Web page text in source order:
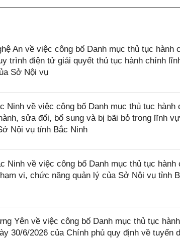
An về việc công bố Danh mục thủ tục hành
trình điện tử giải quyết thủ tục hành chính
Sở Nội vụ
Ninh về việc công bố Danh mục thủ tục hành
sửa đổi, bổ sung và bị bãi bỏ trong lĩnh
Nội vụ tỉnh Bắc Ninh
Ninh về việc công bố Danh mục thủ tục hành
vi, chức năng quản lý của Sở Nội vụ tỉnh
Yên về việc công bố Danh mục thủ tục
30/6/2026 của Chính phủ quy định về tuyển